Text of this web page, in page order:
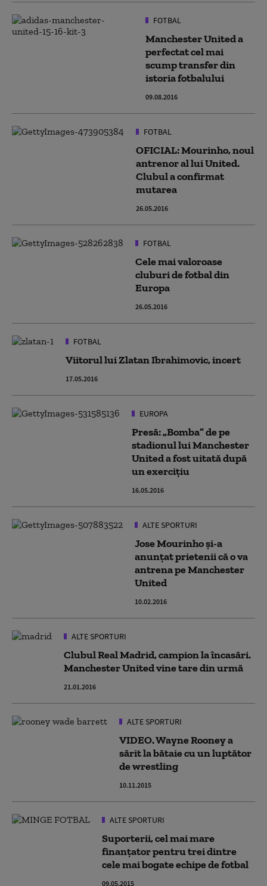
FOTBAL
Manchester United a
perfectat cel mai
scump transfer din
istoria fotbalului
09.08.2016
FOTBAL
OFICIAL: Mourinho, noul
antrenor al lui United.
Clubul a confirmat
mutarea
26.05.2016
FOTBAL
Cele mai valoroase
cluburi de fotbal din
Europa
26.05.2016
FOTBAL
Viitorul lui Zlatan Ibrahimovic, incert
17.05.2016
EUROPA
Presă: „Bomba” de pe
stadionul lui Manchester
United a fost uitată după
un exercițiu
16.05.2016
ALTE SPORTURI
Jose Mourinho și-a
anunțat prietenii că o va
antrena pe Manchester
United
10.02.2016
ALTE SPORTURI
Clubul Real Madrid, campion la încasări.
Manchester United vine tare din urmă
21.01.2016
ALTE SPORTURI
VIDEO. Wayne Rooney a
sărit la bătaie cu un luptător
de wrestling
10.11.2015
ALTE SPORTURI
Suporterii, cel mai mare
finanțator pentru trei dintre
cele mai bogate echipe de fotbal
09.05.2015